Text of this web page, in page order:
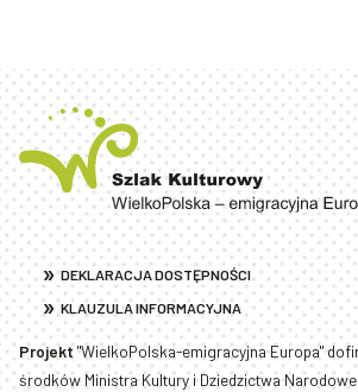
WielkoPolska - Emigracyjna Europa
DEKLARACJA DOSTĘPNOŚCI
KLAUZULA INFORMACYJNA
Projekt"WielkoPolska-emigracyjna Europa"
środków Ministra Kultury i Dziedzictwa